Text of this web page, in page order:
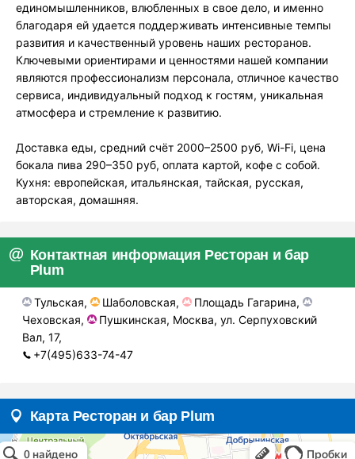
единомышленников, влюбленных в свое дело, и именно
благодаря ей удается поддерживать интенсивные темпы
развития и качественный уровень наших ресторанов.
Ключевыми ориентирами и ценностями нашей компании
являются профессионализм персонала, отличное качество
сервиса, индивидуальный подход к гостям, уникальная
атмосфера и стремление к развитию.
Доставка еды, средний счёт 2000–2500 руб, Wi-Fi, цена
бокала пива 290–350 руб, оплата картой, кофе с собой.
Кухня: европейская, итальянская, тайская, русская,
авторская, домашняя.
Контактная информация Ресторан и бар
Plum
Тульская, Шаболовская,
Площадь Гагарина,
Чеховская,
Пушкинская, Москва, ул. Серпуховский
Вал, 17,
+7(495)633-74-47
Карта Ресторан и бар Plum